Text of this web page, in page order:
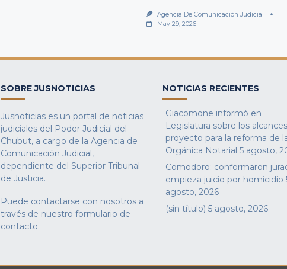
Agencia De Comunicación Judicial
May 29, 2026
SOBRE JUSNOTICIAS
Jusnoticias es un portal de noticias
judiciales del Poder Judicial del
Chubut, a cargo de la Agencia de
Comunicación Judicial,
dependiente del Superior Tribunal
de Justicia.
Puede contactarse con nosotros a
través de nuestro formulario de
contacto.
NOTICIAS RECIENTES
Giacomone informó en
Legislatura sobre los
proyecto para la reforma de
Orgánica Notarial 5 agosto,
Comodoro: conformaron
empieza juicio por homicidio
agosto, 2026
(sin título) 5 agosto, 2026